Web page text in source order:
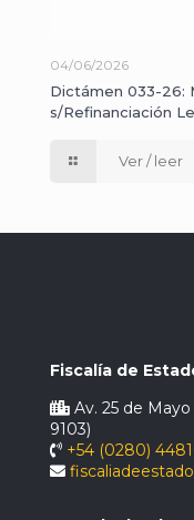
04/06/2026
Dictámen 033-26:
s/Refinanciación
Ver / leer
Fiscalía de
Av. 25 de
9103)
+54 (0280)